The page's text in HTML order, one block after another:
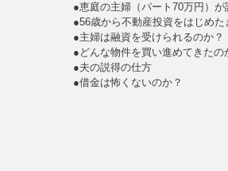
●恵庭の主婦（パート70万円）が
●56歳から不動産投資をはじめた
●主婦は融資を受けられるのか？
●どんな物件を買い進めてきたの
●夫の説得の仕方
●借金は怖くないのか？